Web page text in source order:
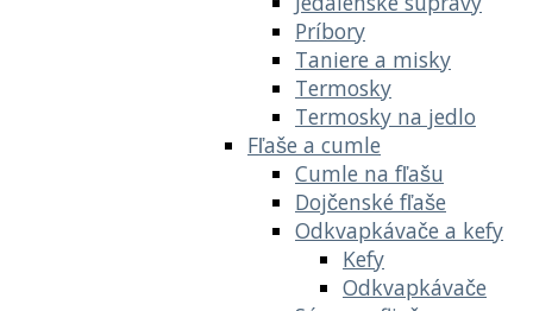
Príbory
Taniere a misky
Termosky
Termosky na jedlo
Fľaše a cumle
Cumle na fľašu
Dojčenské fľaše
Odkvapkávače a kefy
Kefy
Odkvapkávače